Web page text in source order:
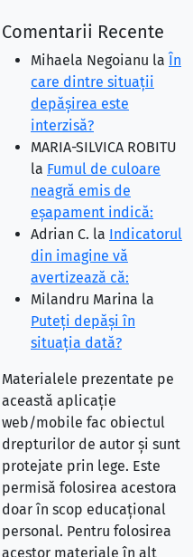
Comentarii Recente
Mihaela Negoianu la În
care dintre situaţii
depăşirea este
interzisă?
MARIA-SILVICA ROBITU
la Fumul de culoare
neagră emis de
eşapament indică:
Adrian C. la Indicatorul
din imagine vă
avertizează că:
Milandru Marina la
Puteţi depăşi în
situaţia dată?
Materialele prezentate pe
această aplicație
web/mobile fac obiectul
drepturilor de autor și sunt
protejate prin lege. Este
permisă folosirea acestora
doar în scop educațional
personal. Pentru folosirea
acestor materiale în alt